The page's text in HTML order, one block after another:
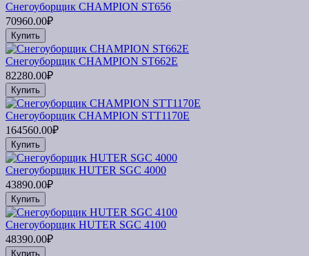
Снегоуборщик CHAMPION ST656
70960.00₽
Купить
Снегоуборщик CHAMPION ST662E
82280.00₽
Купить
Снегоуборщик CHAMPION STT1170E
164560.00₽
Купить
Снегоуборщик HUTER SGC 4000
43890.00₽
Купить
Снегоуборщик HUTER SGC 4100
48390.00₽
Купить